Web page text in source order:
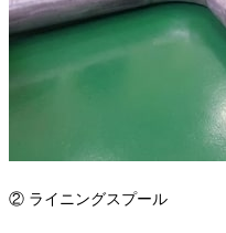
② ライニングスプール